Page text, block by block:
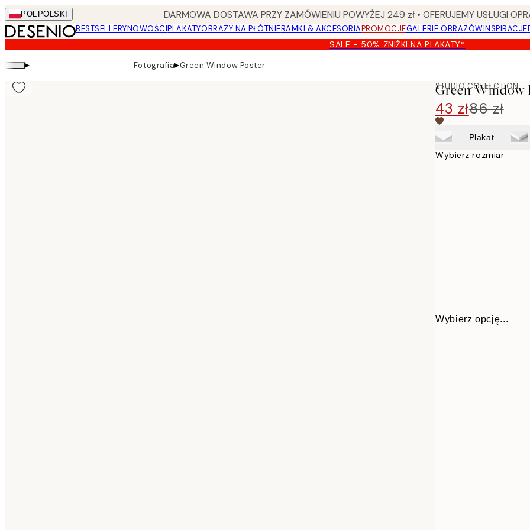
Skip
to
main
content.
POL POLSKI DARMOWA DOSTAWA PRZY ZAMÓWIENIU POWYŻEJ 249 zł • OFERUJEMY USŁUGI
BESTSELLERYNOWOŚCIPLAKATYOBRAZY NA PŁÓTNIERAMKI & AKCESORIAPROMOCJEGALERIE OBRAZÓWINSPIRACJE
SALE - 50% ZNIŻKI NA PLAKATY*
▸ Fotografia▸Green Window Poster
STUDIO COLLECTION
Green Window
43 zł86 zł
Plakat
Wybierz rozmiar
Wybierz opcję...